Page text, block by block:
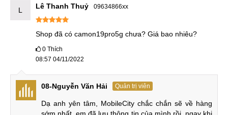
quần áo chân thực hơn. Đối với ảnh phỏng cảnh công nghệ
này sẽ làm cho màu sắc phong cảnh, thiên nhiên sống động
hơn, bắt mắt hơn. Với Super Night bạn có thể chọn nhiều bộ
LuT 3D nhân kép
Chế độ làm đẹp bằng AI Beauty giúp nâng cấp vẻ đẹp của
bạn theo các tông màu da khác nhau cùng với tính năng
L Lê Thanh Thuỷ 09634866xx
Shop đã có camon19pro5g chưa? Giá bao nhiêu?
0 Thích
08:57 04/11/2022
08-Nguyễn Văn Hải Quản trị viên
Dạ anh yên tâm, MobileCity chắc chắn sẽ về hàng